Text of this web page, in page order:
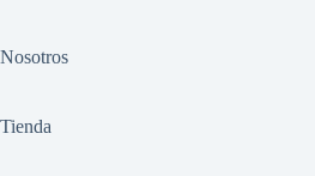
Nosotros
Tienda